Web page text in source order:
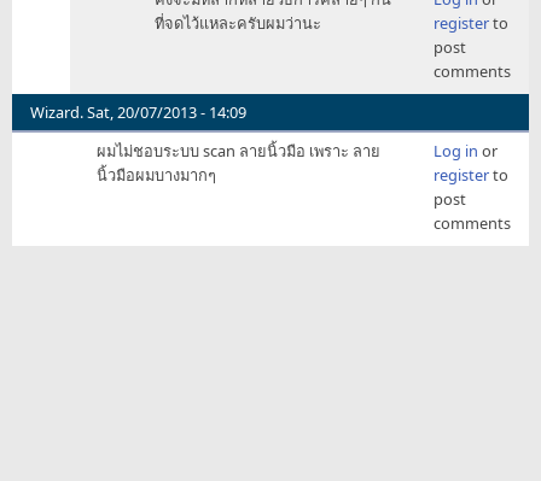
นี้
แล้ว
ผม
ประ
ที่จดไว้แหละครับผมว่านะ
registerto
post
comments
Wizard.Sat, 20/07/2013 - 14:09
ผมไม่ชอบระบบ scan ลายนิ้วมือ เพราะ ลาย
นิ้วมือผมบางมากๆ
Log in or
registerto
post
comments